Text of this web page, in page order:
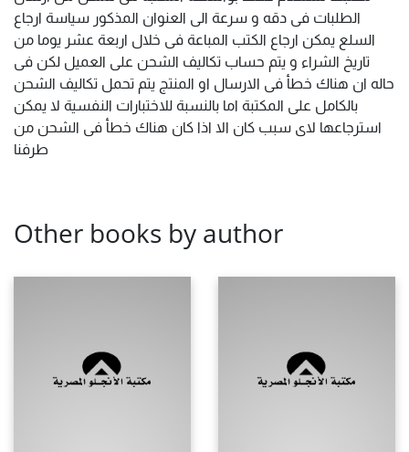
الطلبات فى دقه و سرعة الى العنوان المذكور سياسة ارجاع
السلع يمكن ارجاع الكتب المباعة فى خلال اربعة عشر يوما من
تاريخ الشراء و يتم حساب تكاليف الشحن على العميل لكن فى
حاله ان هناك خطأ فى الارسال او المنتج يتم تحمل تكاليف الشحن
بالكامل على المكتبة اما بالنسبة للاختبارات النفسية لا يمكن
استرجاعها لاى سبب كان الا اذا كان هناك خطأ فى الشحن من
طرفنا
Other books by author